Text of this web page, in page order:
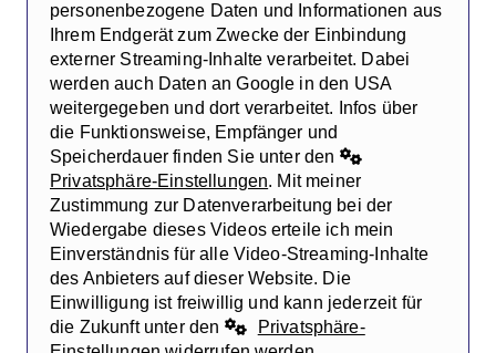
personenbezogene Daten und Informationen aus
Ihrem Endgerät zum Zwecke der Einbindung
externer Streaming-Inhalte verarbeitet. Dabei
werden auch Daten an Google in den USA
weitergegeben und dort verarbeitet. Infos über
die Funktionsweise, Empfänger und
Speicherdauer finden Sie unter den
Privatsphäre-Einstellungen. Mit meiner
Zustimmung zur Datenverarbeitung bei der
Wiedergabe dieses Videos erteile ich mein
Einverständnis für alle Video-Streaming-Inhalte
des Anbieters auf dieser Website. Die
Einwilligung ist freiwillig und kann jederzeit für
die Zukunft unter den
Privatsphäre-